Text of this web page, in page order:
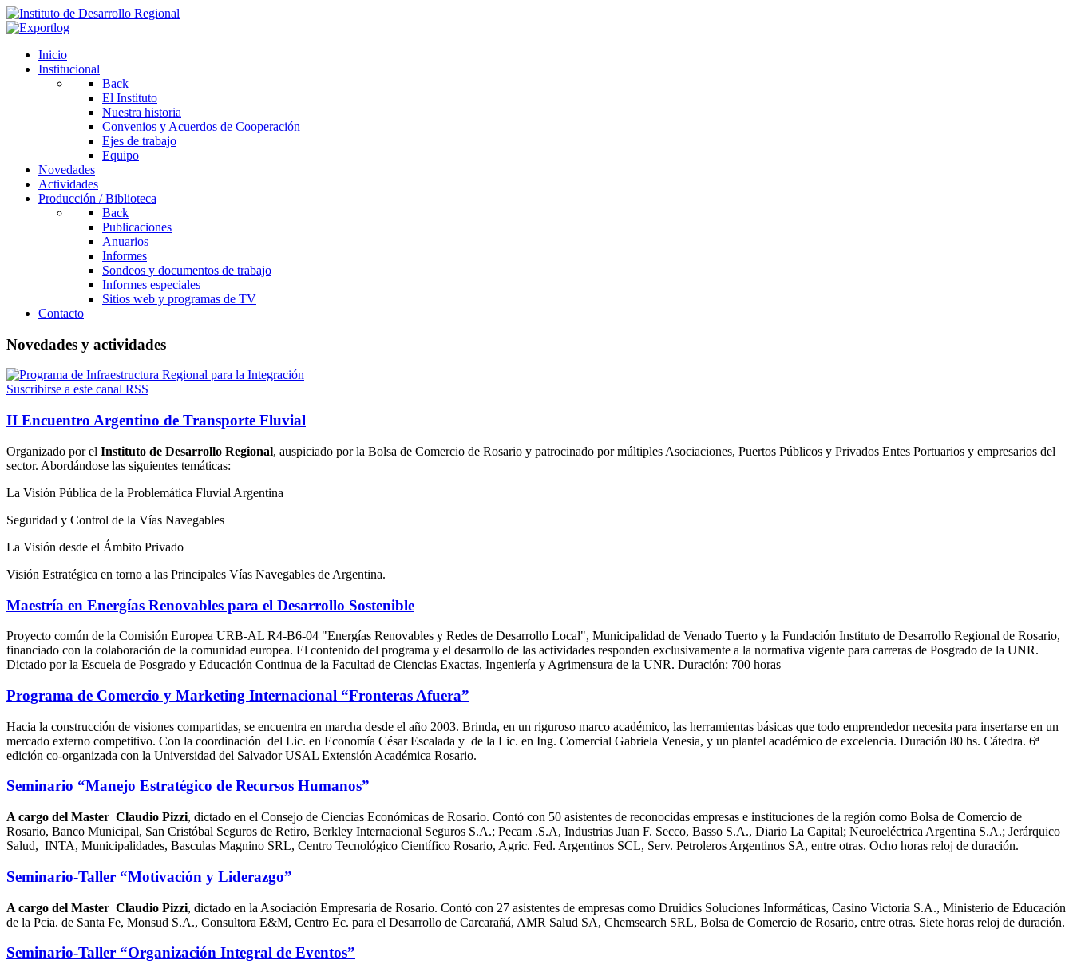
Inicio
Institucional
Back
El Instituto
Nuestra historia
Convenios y Acuerdos de Cooperación
Ejes de trabajo
Equipo
Novedades
Actividades
Producción / Biblioteca
Back
Publicaciones
Anuarios
Informes
Sondeos y documentos de trabajo
Informes especiales
Sitios web y programas de TV
Contacto
Novedades y actividades
Suscribirse a este canal RSS
II Encuentro Argentino de Transporte Fluvial
Organizado por el Instituto de Desarrollo Regional, auspiciado por la Bolsa de Comercio de Rosario y patrocinado por múltiples Asociaciones, Puertos Públicos y Privados Entes Portuarios y empresarios del
sector. Abordándose las siguientes temáticas:
La Visión Pública de la Problemática Fluvial Argentina
Seguridad y Control de la Vías Navegables
La Visión desde el Ámbito Privado
Visión Estratégica en torno a las Principales Vías Navegables de Argentina.
Maestría en Energías Renovables para el Desarrollo Sostenible
Proyecto común de la Comisión Europea URB-AL R4-B6-04 "Energías Renovables y Redes de Desarrollo Local", Municipalidad de Venado Tuerto y la Fundación Instituto de Desarrollo Regional de Rosario,
financiado con la colaboración de la comunidad europea. El contenido del programa y el desarrollo de las actividades responden exclusivamente a la normativa vigente para carreras de Posgrado de la UNR.
Dictado por la Escuela de Posgrado y Educación Continua de la Facultad de Ciencias Exactas, Ingeniería y Agrimensura de la UNR. Duración: 700 horas
Programa de Comercio y Marketing Internacional “Fronteras Afuera”
Hacia la construcción de visiones compartidas, se encuentra en marcha desde el año 2003. Brinda, en un riguroso marco académico, las herramientas básicas que todo emprendedor necesita para insertarse en un
mercado externo competitivo. Con la coordinación del Lic. en Economía César Escalada y de la Lic. en Ing. Comercial Gabriela Venesia, y un plantel académico de excelencia. Duración 80 hs. Cátedra. 6ª
edición co-organizada con la Universidad del Salvador USAL Extensión Académica Rosario.
Seminario “Manejo Estratégico de Recursos Humanos”
A cargo del Master Claudio Pizzi, dictado en el Consejo de Ciencias Económicas de Rosario. Contó con 50 asistentes de reconocidas empresas e instituciones de la región como Bolsa de Comercio de
Rosario, Banco Municipal, San Cristóbal Seguros de Retiro, Berkley Internacional Seguros S.A.; Pecam .S.A, Industrias Juan F. Secco, Basso S.A., Diario La Capital; Neuroeléctrica Argentina S.A.; Jerárquico
Salud, INTA, Municipalidades, Basculas Magnino SRL, Centro Tecnológico Científico Rosario, Agric. Fed. Argentinos SCL, Serv. Petroleros Argentinos SA, entre otras. Ocho horas reloj de duración.
Seminario-Taller “Motivación y Liderazgo”
A cargo del Master Claudio Pizzi, dictado en la Asociación Empresaria de Rosario. Contó con 27 asistentes de empresas como Druidics Soluciones Informáticas, Casino Victoria S.A., Ministerio de Educación
de la Pcia. de Santa Fe, Monsud S.A., Consultora E&M, Centro Ec. para el Desarrollo de Carcarañá, AMR Salud SA, Chemsearch SRL, Bolsa de Comercio de Rosario, entre otras. Siete horas reloj de duración.
Seminario-Taller “Organización Integral de Eventos”